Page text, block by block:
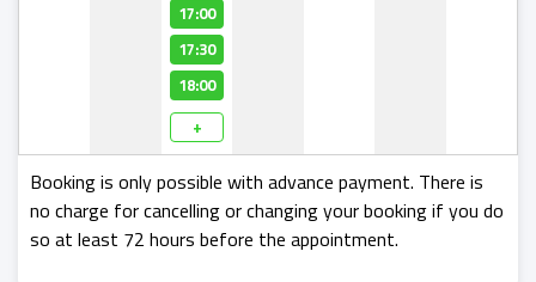
17:00
17:30
18:00
+
Booking is only possible with advance payment. There is
no charge for cancelling or changing your booking if you do
so at least 72 hours before the appointment.